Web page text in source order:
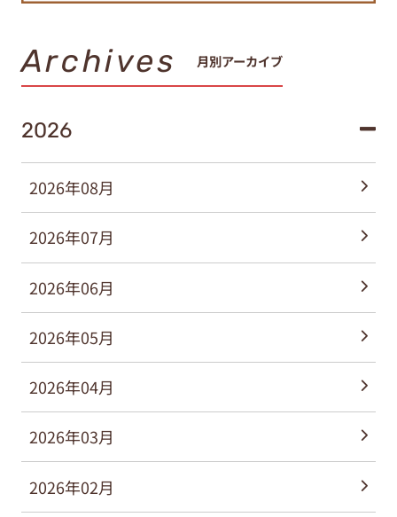
Archives 月別アーカイブ
2026
2026年08月
2026年07月
2026年06月
2026年05月
2026年04月
2026年03月
2026年02月